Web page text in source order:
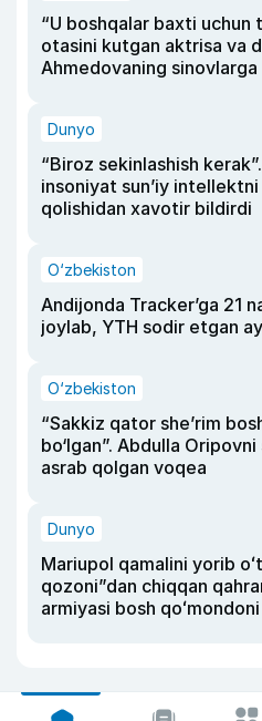
“U boshqalar baxti uchun
otasini kutgan aktrisa va
Ahmedovaning sinovlarga
Dunyo
“Biroz sekinlashish
insoniyat sun’iy
qolishidan xavotir bildirdi
O‘zbekiston
Andijonda Tracker’ga 21
joylab, YTH sodir etgan
O‘zbekiston
“Sakkiz qator she’rim
bo‘lgan”. Abdulla
asrab qolgan voqea
Dunyo
Mariupol qamalini yorib
qozoni”dan chiqqan
armiyasi bosh